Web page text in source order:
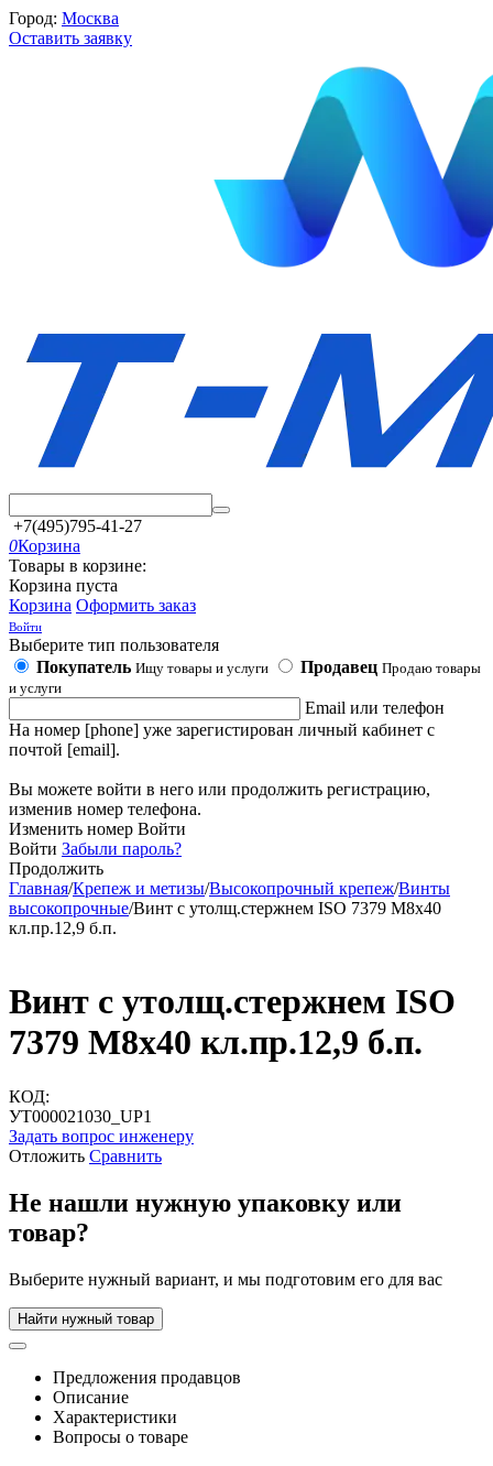
Город: Москва
Оставить заявку
+7(495)795-41-27
0Корзина
Товары в корзине:
Корзина пуста
Корзина Оформить заказ
Войти
Выберите тип пользователя
Покупатель Ищу товары и услуги Продавец Продаю товары
и услуги
Email или телефон
На номер [phone] уже зарегистирован личный кабинет с
почтой [email].
Вы можете войти в него или продолжить регистрацию,
изменив номер телефона.
Изменить номер Войти
Войти Забыли пароль?
Продолжить
Главная/Крепеж и метизы/Высокопрочный крепеж/Винты
высокопрочные/Винт с утолщ.стержнем ISO 7379 М8х40
кл.пр.12,9 б.п.
Винт с утолщ.стержнем ISO
7379 М8х40 кл.пр.12,9 б.п.
КОД:
УТ000021030_UP1
Задать вопрос инженеру
Отложить Сравнить
Не нашли нужную упаковку или
товар?
Выберите нужный вариант, и мы подготовим его для вас
Найти нужный товар
Предложения продавцов
Описание
Характеристики
Вопросы о товаре